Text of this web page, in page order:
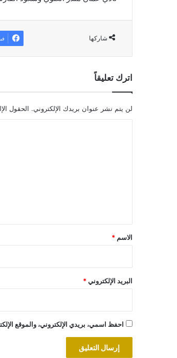
شاركها
اترك تعليقاً
لن يتم نشر عنوان بريدك الإلكتروني. الحقول
*
الاسم *
البريد الإلكتروني*
احفظ اسمي، بريدي الإلكتروني، والموقع